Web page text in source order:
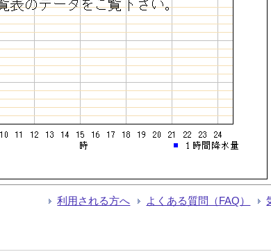
利用される方へ よくある質問（FAQ）